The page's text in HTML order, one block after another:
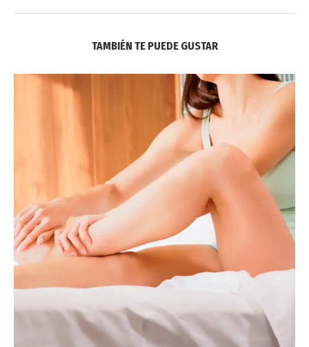
TAMBIÉN TE PUEDE GUSTAR